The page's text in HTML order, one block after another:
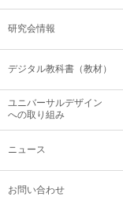
研究会情報
デジタル教科書（教材）
ユニバーサルデザイン
への取り組み
ニュース
お問い合わせ